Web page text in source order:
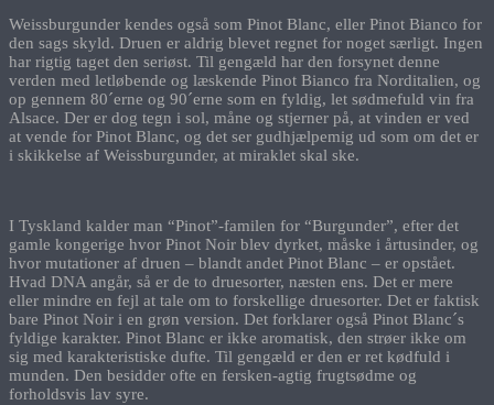
Weissburgunder kendes også som Pinot Blanc, eller Pinot Bianco for
den sags skyld. Druen er aldrig blevet regnet for noget særligt. Ingen
har rigtig taget den seriøst. Til gengæld har den forsynet denne
verden med letløbende og læskende Pinot Bianco fra Norditalien, og
op gennem 80´erne og 90´erne som en fyldig, let sødmefuld vin fra
Alsace. Der er dog tegn i sol, måne og stjerner på, at vinden er ved
at vende for Pinot Blanc, og det ser gudhjælpemig ud som om det er
i skikkelse af Weissburgunder, at miraklet skal ske.
I Tyskland kalder man “Pinot”-familen for “Burgunder”, efter det
gamle kongerige hvor Pinot Noir blev dyrket, måske i årtusinder, og
hvor mutationer af druen – blandt andet Pinot Blanc – er opstået.
Hvad DNA angår, så er de to druesorter, næsten ens. Det er mere
eller mindre en fejl at tale om to forskellige druesorter. Det er faktisk
bare Pinot Noir i en grøn version. Det forklarer også Pinot Blanc´s
fyldige karakter. Pinot Blanc er ikke aromatisk, den strøer ikke om
sig med karakteristiske dufte. Til gengæld er den er ret kødfuld i
munden. Den besidder ofte en fersken-agtig frugtsødme og
forholdsvis lav syre.